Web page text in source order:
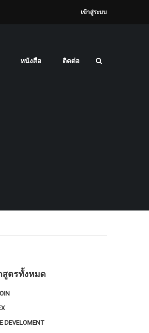
เข้าสู่ระบบ
หนังสือ ติดต่อ
สูตรทั้งหมด
DEVELOMENT